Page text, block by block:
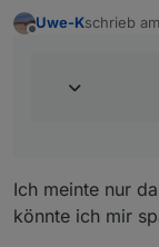
Offline
Uwe-Kschrieb am
zuletzt
Ich meinte nur
könnte ich mir